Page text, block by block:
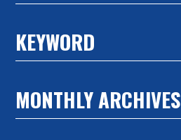
KEYWORD
MONTHLY ARCHIVES